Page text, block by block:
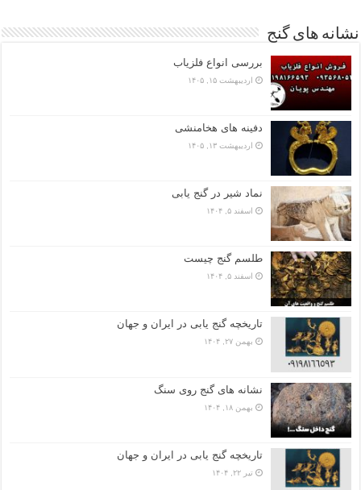
نشانه های گنج
بررسی انواع فلزیاب
اردیبهشت ۱۵, ۱۴۰۵
دفینه های هخامنشی
اردیبهشت ۱۳, ۱۴۰۵
نماد شیر در گنج یابی
اسفند ۵, ۱۴۰۴
طلسم گنج چیست
اسفند ۵, ۱۴۰۴
تاریخچه گنج‌ یابی در ایران و جهان
بهمن ۲۷, ۱۴۰۴
نشانه های گنج روی سنگ
بهمن ۱۸, ۱۴۰۴
تاریخچه گنج‌ یابی در ایران و جهان
تیر ۲۲, ۱۴۰۴